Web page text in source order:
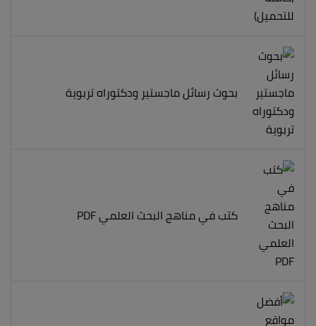
بحوث رسائل ماجستير ودكتوراه تربوية
كتب في مناهج البحث العلمي PDF